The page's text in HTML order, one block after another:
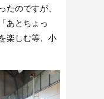
たのですが、
あとちょっ
楽しむ等、小